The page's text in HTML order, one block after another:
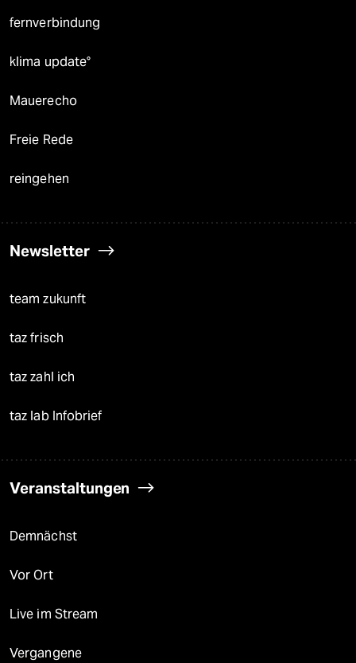
fernverbindung
klima update°
Mauerecho
Freie Rede
reingehen
Newsletter
team zukunft
taz frisch
taz zahl ich
taz lab Infobrief
Veranstaltungen
Demnächst
Vor Ort
Live im Stream
Vergangene